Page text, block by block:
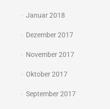
Januar 2018
Dezember 2017
November 2017
Oktober 2017
September 2017